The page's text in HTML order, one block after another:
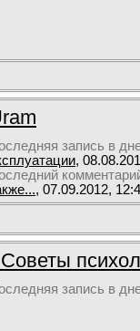
запись в
,
, 07.09.2012,
запись в